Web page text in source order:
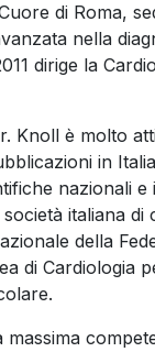
di Roma,
nella
dirige la
Knoll è molto
in Italia
nazionali e
italiana di
della
di Cardiologia